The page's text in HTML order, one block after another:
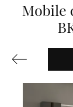
Mobile